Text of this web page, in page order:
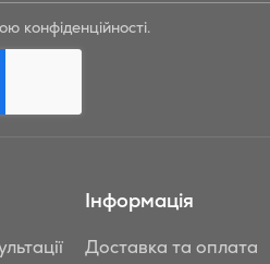
конфіденційності.
Інформація
Доставка та оплата